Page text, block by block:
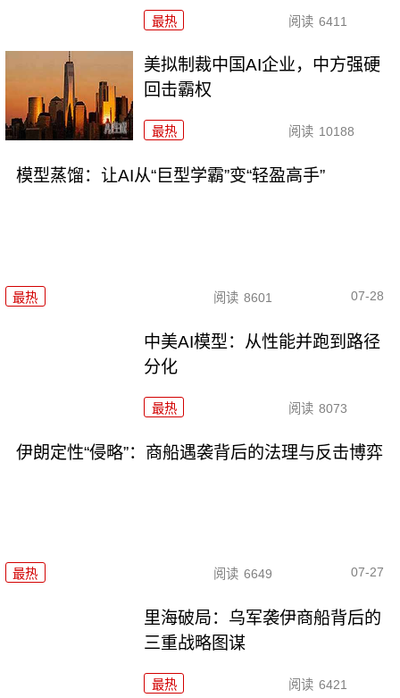
最热 阅读 6411
美拟制裁中国AI企业，中方强硬
回击霸权
最热 阅读 10188
模型蒸馏：让AI从“巨型学霸”变“轻盈高手”
最热 阅读 8601 07-28
中美AI模型：从性能并跑到路径
分化
最热 阅读 8073
伊朗定性“侵略”：商船遇袭背后的法理与反击博弈
最热 阅读 6649 07-27
里海破局：乌军袭伊商船背后的
三重战略图谋
最热 阅读 6421